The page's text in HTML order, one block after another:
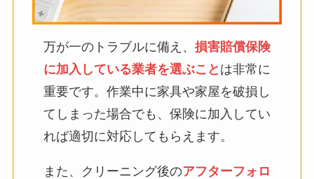
万が一のトラブルに備え、 損害賠償保険
に加入している業者を選ぶこと は非常に
重要です。作業中に家具や家屋を破損し
てしまった場合でも、保険に加入してい
れば適切に対応してもらえます。
また、クリーニング後のアフターフォロ